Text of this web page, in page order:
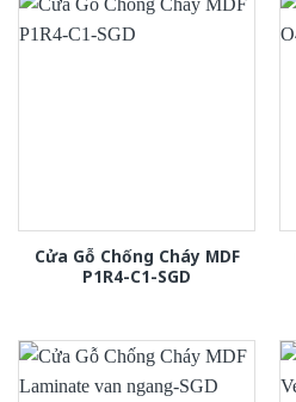
Cửa Gỗ Chống Cháy MDF
P1R4-C1-SGD